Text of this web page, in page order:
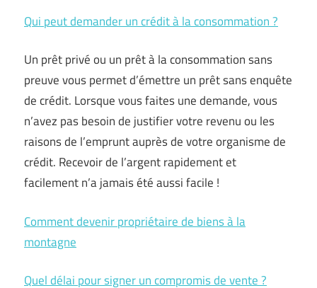
Qui peut demander un crédit à la consommation ?
Un prêt privé ou un prêt à la consommation sans
preuve vous permet d’émettre un prêt sans enquête
de crédit. Lorsque vous faites une demande, vous
n’avez pas besoin de justifier votre revenu ou les
raisons de l’emprunt auprès de votre organisme de
crédit. Recevoir de l’argent rapidement et
facilement n’a jamais été aussi facile !
Comment devenir propriétaire de biens à la
montagne
Quel délai pour signer un compromis de vente ?